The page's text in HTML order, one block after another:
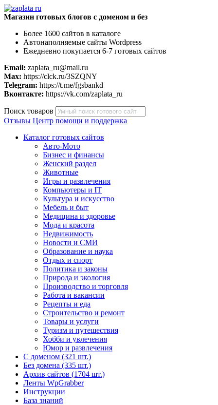
Магазин готовых блогов с доменом и без
Более 1600 сайтов в каталоге
Автонаполняемые сайты Wordpress
Ежедневно покупается 6-7 готовых сайтов
Email: zaplata_ru@mail.ru
Max: https://clck.ru/3SZQNY
Telegram: https://t.me/fgsbankd
Вконтакте: https://vk.com/zaplata_ru
Поиск товаров
Отзывы Центр помощи и поддержка
Каталог готовых сайтов
Авто-Мото
Бизнес и финансы
Женский раздел
Животные
Игры и развлечения
Компьютеры и IT
Культура и искусство
Мебель и быт
Медицина и здоровье
Мода и красота
Недвижимость
Новости и СМИ
Образование и наука
Отдых и спорт
Политика и законы
Природа и экология
Производство и торговля
Работа и вакансии
Рецепты и еда
Строительство и ремонт
Товары и услуги
Туризм и путешествия
Хобби и увлечения
Юмор и развлечения
С доменом (321 шт.)
Без домена (335 шт.)
Архив сайтов (1704 шт.)
Ленты WpGrabber
Инструкции
База знаний